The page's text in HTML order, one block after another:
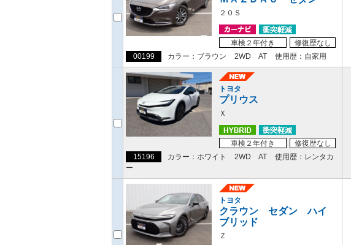
２０Ｓ
車検２年付き
修復歴なし
00199
カラー：ブラウン 2WD AT 使用歴：自家用
トヨタ
プリウス
Ｘ
車検２年付き
修復歴なし
15196
カラー：ホワイト 2WD AT
使用歴：レンタカ
ー
トヨタ
クラウン セダン ハイ
ブリッド
Ｚ